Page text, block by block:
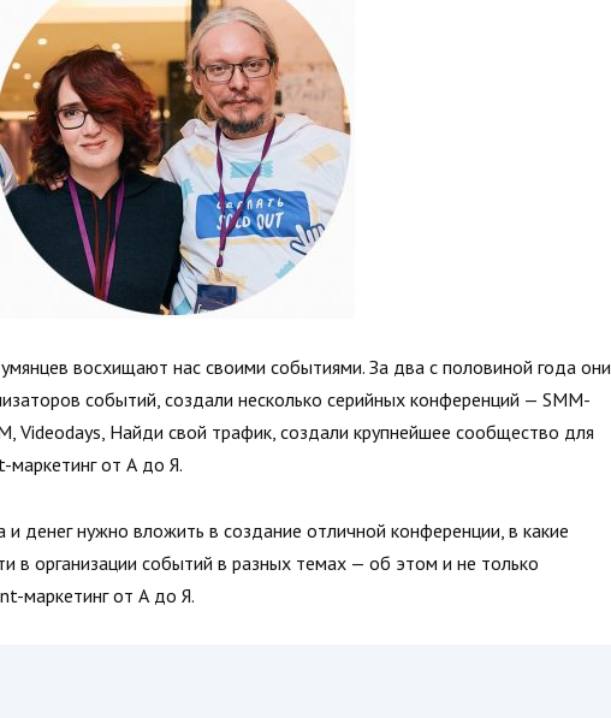
восхищают нас своими событиями. За два с половиной года они
событий, создали несколько серийных конференций — SMM-
Videodays, Найди свой трафик, создали крупнейшее сообщество для
маркетинг от А до Я.
и денег нужно вложить в создание отличной конференции, в какие
в организации событий в разных темах — об этом и не только
маркетинг от А до Я.